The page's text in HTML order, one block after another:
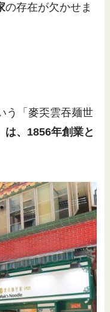
の存在が欠かせま
う「麥奀雲吞麺世
は、1856年創業と